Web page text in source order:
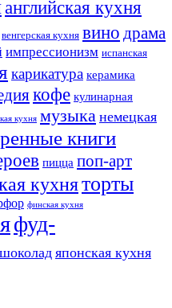
английская кухня
венгерская кухня вино драма
импрессионизм испанская
карикатура керамика
кофе кулинарная
кухня музыка немецкая
книги
пицца поп-арт
кухняторты
финская кухня
фуд-
шоколад японская кухня